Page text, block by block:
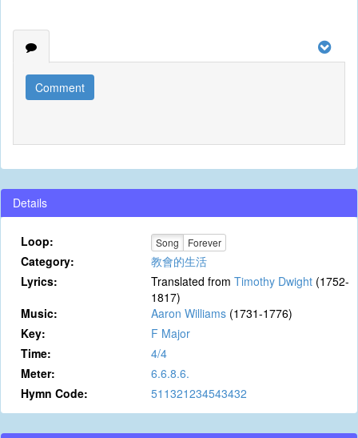
Comment
Details
Loop: Song Forever
Category:
教會的生活
Lyrics:
Translated from Timothy Dwight (1752-
1817)
Music:
Aaron Williams (1731-1776)
Key:
F Major
Time:
4/4
Meter:
6.6.8.6.
Hymn Code:
511321234543432